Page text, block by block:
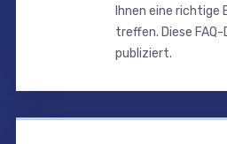
Ihnen eine richtige
treffen. Diese
publiziert.